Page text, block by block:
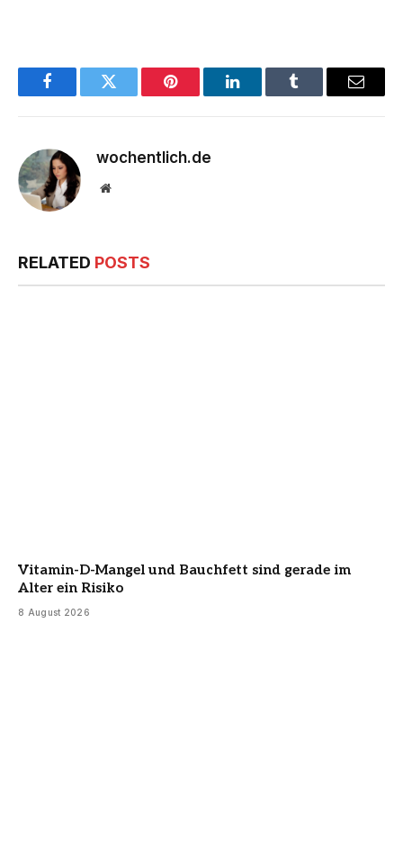
FacebookTwitter Pinterest LinkedInTumblr Email
wochentlich.de
Website
RELATED POSTS
Vitamin-D-Mangel und Bauchfett sind gerade im
Alter ein Risiko
8 August 2026